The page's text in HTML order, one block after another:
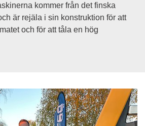
kommer från det finska
är rejäla i sin konstruktion för att
och för att tåla en hög